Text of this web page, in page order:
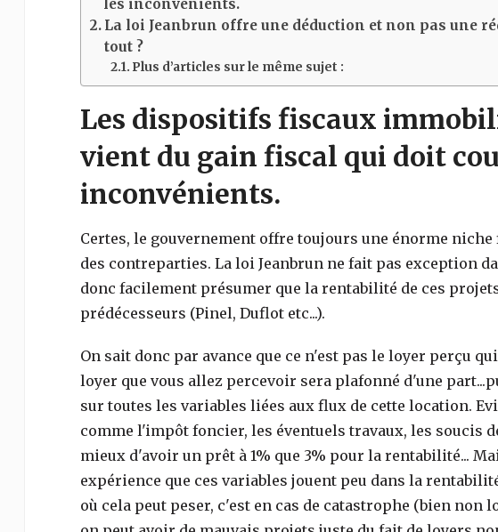
les inconvénients.
La loi Jeanbrun offre une déduction et non pas une
tout ?
Plus d’articles sur le même sujet :
Les dispositifs fiscaux
vient du gain fiscal qui doit
inconvénients.
Certes, le gouvernement offre toujours une énorme
des contreparties. La loi Jeanbrun ne fait pas exception
donc facilement présumer que la rentabilité de ces
prédécesseurs (Pinel, Duflot etc...).
On sait donc par avance que ce n'est pas le loyer perçu
loyer que vous allez percevoir sera plafonné d'une
sur toutes les variables liées aux flux de cette location.
comme l'impôt foncier, les éventuels travaux, les soucis
mieux d'avoir un prêt à 1% que 3% pour la rentabilité...
expérience que ces variables jouent peu dans la
où cela peut peser, c'est en cas de catastrophe (bien non